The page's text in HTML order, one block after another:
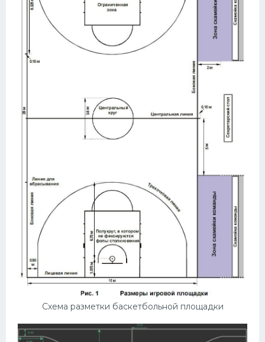
Схема разметки баскетбольной площадки